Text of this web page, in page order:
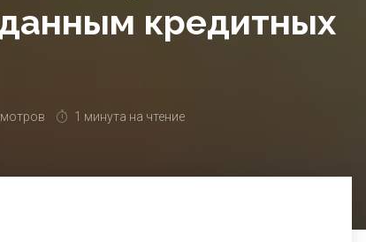
кредитных
1 минута на чтение